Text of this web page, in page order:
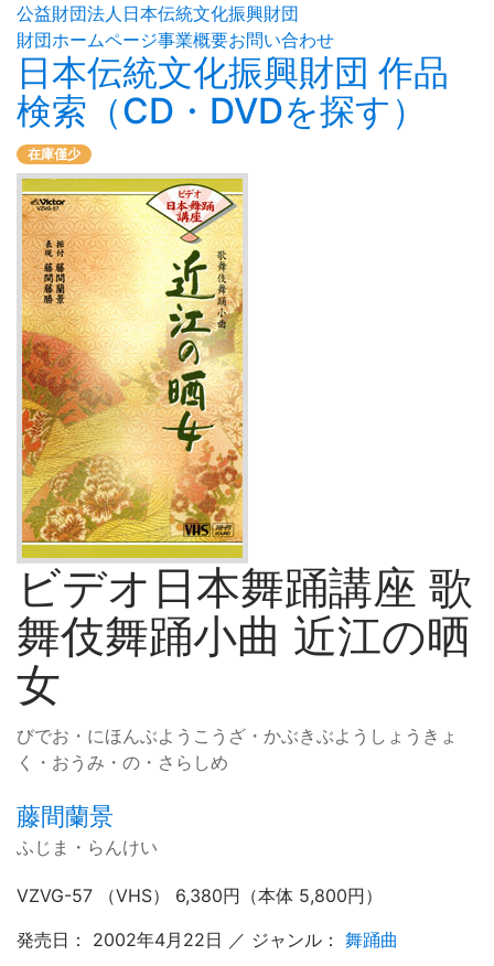
公益財団法人日本伝統文化振興財団
財団ホームページ事業概要お問い合わせ
日本伝統文化振興財団 作品
検索（CD・DVDを探す）
在庫僅少
ビデオ日本舞踊講座 歌
舞伎舞踊小曲 近江の晒
女
びでお・にほんぶようこうざ・かぶきぶようしょうきょ
く・おうみ・の・さらしめ
藤間蘭景
ふじま・らんけい
VZVG-57 （VHS） 6,380円（本体 5,800円）
発売日： 2002年4月22日 ／ ジャンル： 舞踊曲